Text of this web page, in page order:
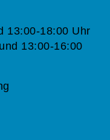
13:00-18:00 Uhr
13:00-16:00